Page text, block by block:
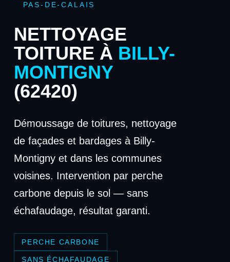
PAS-DE-CALAIS
NETTOYAGE
TOITURE À BILLY-
MONTIGNY
(62420)
Démoussage de toitures, nettoyage
de façades et bardages à Billy-
Montigny et dans les communes
voisines. Intervention par perche
carbone depuis le sol — sans
échafaudage, résultat garanti.
PERCHE CARBONE
SANS ÉCHAFAUDAGE